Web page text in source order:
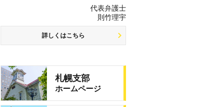
代表弁護士
則竹理宇
詳しくはこちら
札幌支部
ホームページ